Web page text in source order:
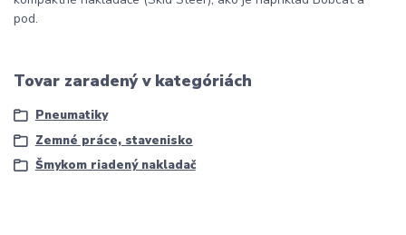
pod.
Tovar zaradený v kategóriách
Pneumatiky
Zemné práce, stavenisko
Šmykom riadený nakladač